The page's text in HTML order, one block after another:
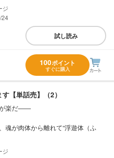
24
試し読み
100ポイント
すぐに購入
【単話売】（2）
が楽だ――
魂が肉体から離れて“浮遊体（ふ